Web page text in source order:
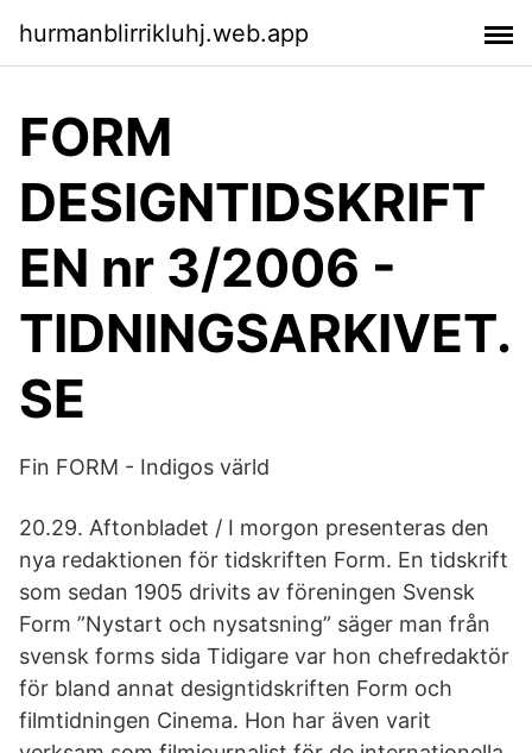
hurmanblirrikluhj.web.app
FORM
DESIGNTIDSKRIFT
EN nr 3/2006 -
TIDNINGSARKIVET.
SE
Fin FORM - Indigos värld
20.29. Aftonbladet / I morgon presenteras den
nya redaktionen för tidskriften Form. En tidskrift
som sedan 1905 drivits av föreningen Svensk
Form ”Nystart och nysatsning” säger man från
svensk forms sida Tidigare var hon chefredaktör
för bland annat designtidskriften Form och
filmtidningen Cinema. Hon har även varit